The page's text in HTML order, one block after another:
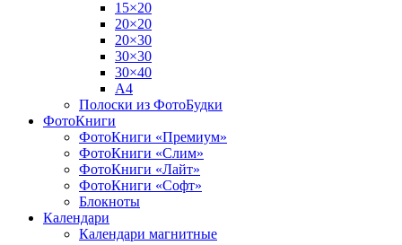
15×20
20×20
20×30
30×30
30×40
A4
Полоски из ФотоБудки
ФотоКниги
ФотоКниги «Премиум»
ФотоКниги «Слим»
ФотоКниги «Лайт»
ФотоКниги «Софт»
Блокноты
Календари
Календари магнитные